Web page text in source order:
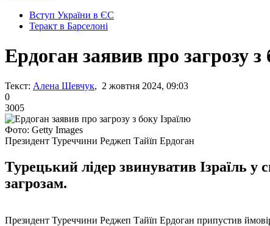
Вступ України в ЄС
Теракт в Барселоні
Ердоган заявив про загрозу з
Текст: Алена Шевчук, 2 жовтня 2024, 09:03
0
3005
Фото: Getty Images
Президент Туреччини Реджеп Тайїп Ердоган
Турецький лідер звинуватив Ізраїль
загрозам.
Президент Туреччини Реджеп Тайїп Ердоган припустив